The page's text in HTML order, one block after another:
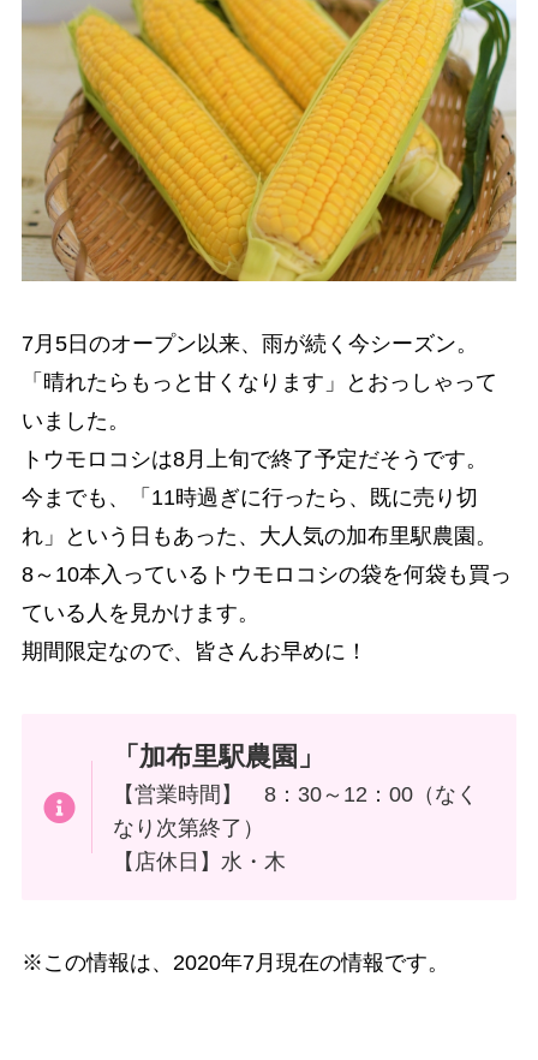
7月5日のオープン以来、雨が続く今シーズン。
「晴れたらもっと甘くなります」とおっしゃって
いました。
トウモロコシは8月上旬で終了予定だそうです。
今までも、「11時過ぎに行ったら、既に売り切
れ」という日もあった、大人気の加布里駅農園。
8～10本入っているトウモロコシの袋を何袋も買っ
ている人を見かけます。
期間限定なので、皆さんお早めに！
「加布里駅農園」
【営業時間】 8：30～12：00（なく
なり次第終了）
【店休日】水・木
※この情報は、2020年7月現在の情報です。